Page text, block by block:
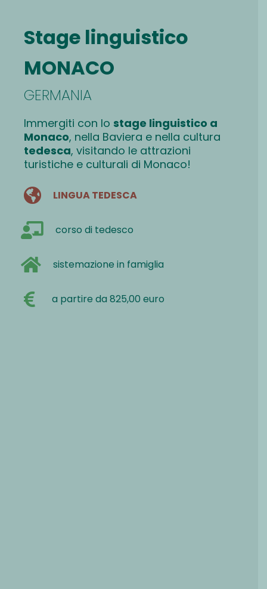
Stage linguistico
MONACO
GERMANIA
Immergiti con lo stage linguistico a
Monaco, nella Baviera e nella cultura
tedesca, visitando le attrazioni
turistiche e culturali di Monaco!
LINGUA TEDESCA
corso di tedesco
sistemazione in famiglia
a partire da 825,00 euro